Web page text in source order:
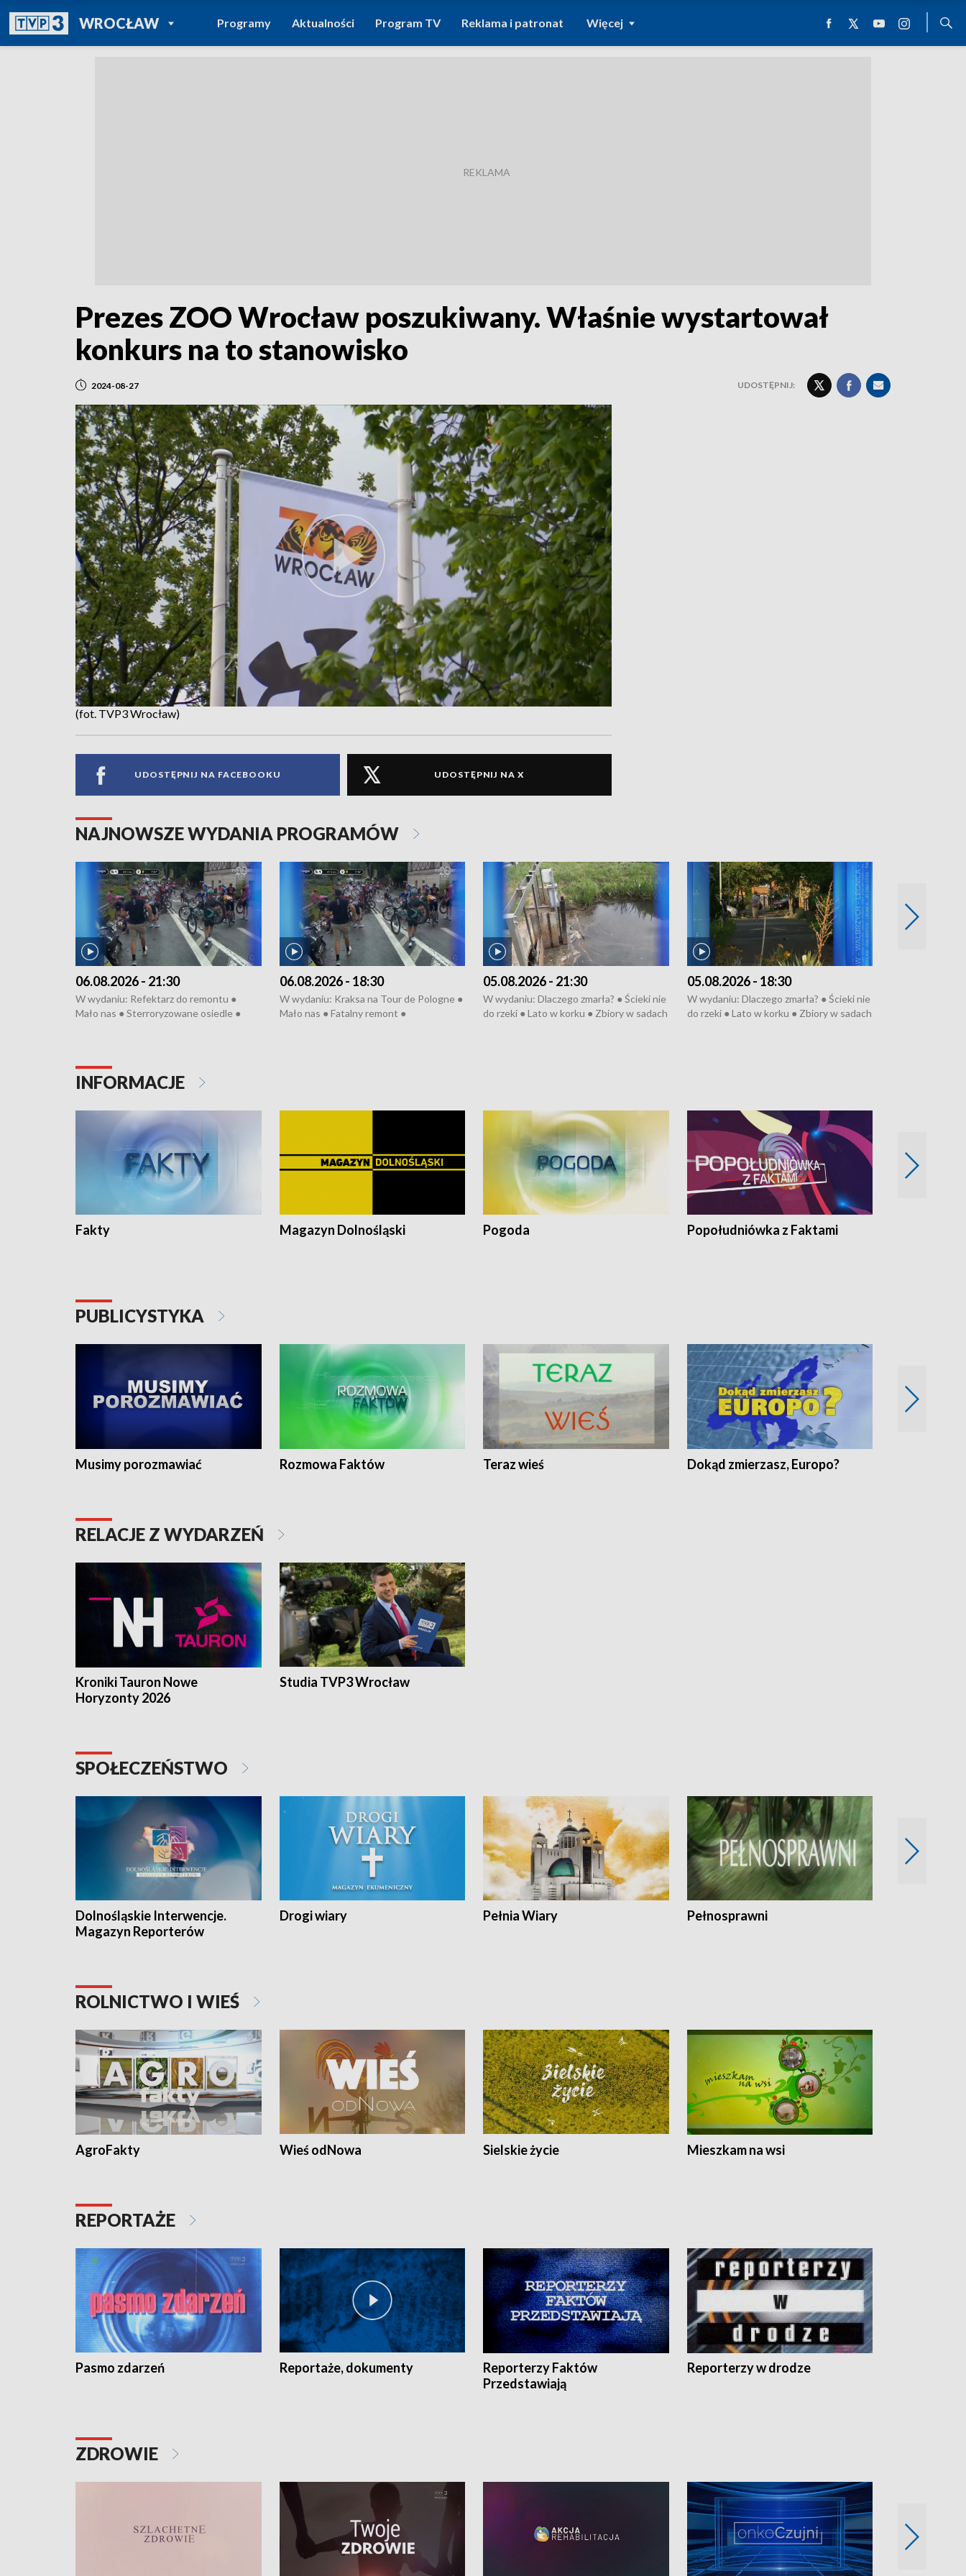
WROCŁAWPOWRÓT DO
TVP REGIONY
Programy Aktualności Program TV Reklama i patronat Więcej
Prezes ZOO Wrocław poszukiwany. Właśnie wystartował
konkurs na to stanowisko
2024-08-27 UDOSTĘPNIJ:
(fot. TVP3 Wrocław)
UDOSTĘPNIJ NA FACEBOOKU UDOSTĘPNIJ NA X
NAJNOWSZE WYDANIA PROGRAMÓW
06.08.2026 - 21:30
W wydaniu: Refektarz do remontu ●
Mało nas ● Sterroryzowane osiedle ●
Pologne
06.08.2026 - 18:30
W wydaniu: Kraksa na Tour de Pologne ●
Mało nas ● Fatalny remont ●
05.08.2026 - 21:30
W wydaniu: Dlaczego zmarła? ● Ścieki nie
do rzeki ● Lato w korku ● Zbiory w sadach
05.08.2026 - 18:30
W wydaniu: Dlaczego zmarła? ● Ścieki nie
do rzeki ● Lato w korku ● Zbiory w sadach
INFORMACJE
Fakty Magazyn Dolnośląski Pogoda Popołudniówka z Faktami
PUBLICYSTYKA
Musimy porozmawiać Rozmowa Faktów Teraz wieś Dokąd zmierzasz, Europo?
RELACJE Z WYDARZEŃ
Kroniki Tauron Nowe
Horyzonty 2026
Studia TVP3 Wrocław
SPOŁECZEŃSTWO
Dolnośląskie Interwencje.
Magazyn Reporterów
Drogi wiary Pełnia Wiary Pełnosprawni
ROLNICTWO I WIEŚ
AgroFakty Wieś odNowa Sielskie życie Mieszkam na wsi
REPORTAŻE
Pasmo zdarzeń Reportaże, dokumenty
Reporterzy Faktów
Przedstawiają
Reporterzy w drodze
ZDROWIE